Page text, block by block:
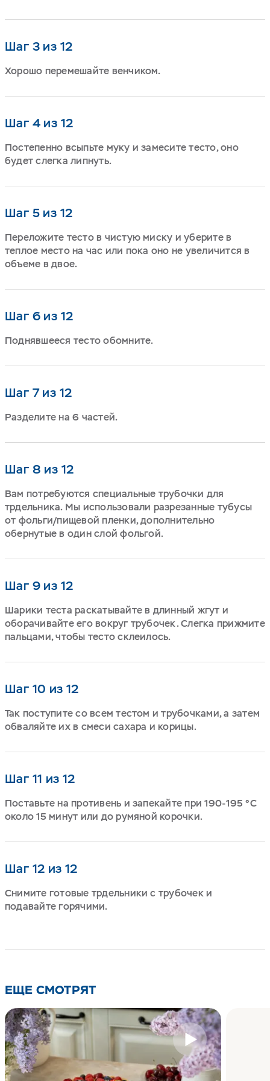
Шаг 3 из 12
Хорошо перемешайте венчиком.
Шаг 4 из 12
Постепенно всыпьте муку и замесите тесто, оно
будет слегка липнуть.
Шаг 5 из 12
Переложите тесто в чистую миску и уберите в
теплое место на час или пока оно не увеличится в
объеме в двое.
Шаг 6 из 12
Поднявшееся тесто обомните.
Шаг 7 из 12
Разделите на 6 частей.
Шаг 8 из 12
Вам потребуются специальные трубочки для
трдельника. Мы использовали разрезанные тубусы
от фольги/пищевой пленки, дополнительно
обернутые в один слой фольгой.
Шаг 9 из 12
Шарики теста раскатывайте в длинный жгут и
оборачивайте его вокруг трубочек. Слегка прижмите
пальцами, чтобы тесто склеилось.
Шаг 10 из 12
Так поступите со всем тестом и трубочками, а затем
обваляйте их в смеси сахара и корицы.
Шаг 11 из 12
Поставьте на противень и запекайте при 190-195 °C
около 15 минут или до румяной корочки.
Шаг 12 из 12
Снимите готовые трдельники с трубочек и
подавайте горячими.
ЕЩЕ СМОТРЯТ